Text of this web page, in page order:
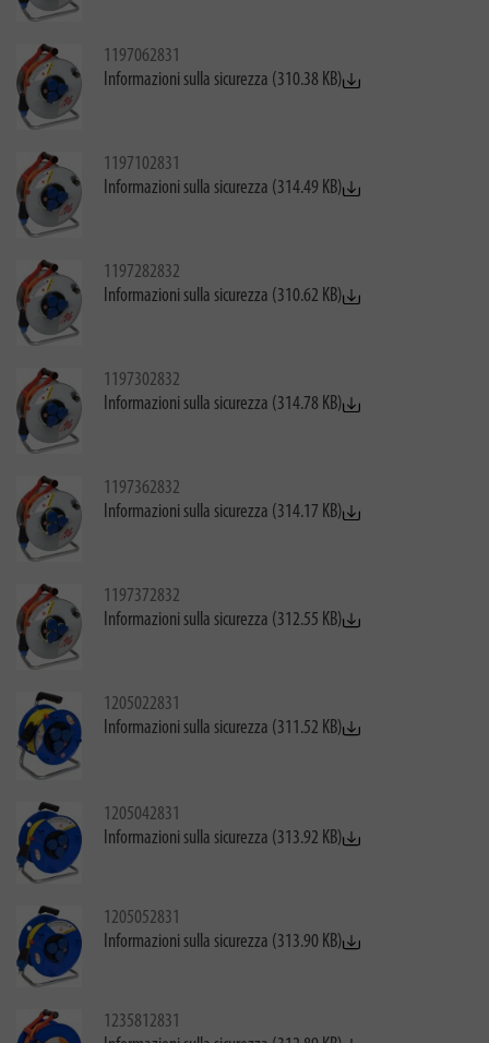
1197062831
Informazioni sulla sicurezza (310.38 KB)
1197102831
Informazioni sulla sicurezza (314.49 KB)
1197282832
Informazioni sulla sicurezza (310.62 KB)
1197302832
Informazioni sulla sicurezza (314.78 KB)
1197362832
Informazioni sulla sicurezza (314.17 KB)
1197372832
Informazioni sulla sicurezza (312.55 KB)
1205022831
Informazioni sulla sicurezza (311.52 KB)
1205042831
Informazioni sulla sicurezza (313.92 KB)
1205052831
Informazioni sulla sicurezza (313.90 KB)
1235812831